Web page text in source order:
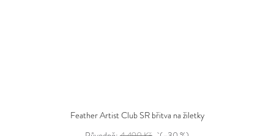
Feather Artist Club SR břitva na žiletky